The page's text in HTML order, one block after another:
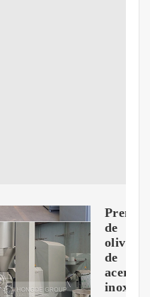
Prensas
de
oliva
de
acero